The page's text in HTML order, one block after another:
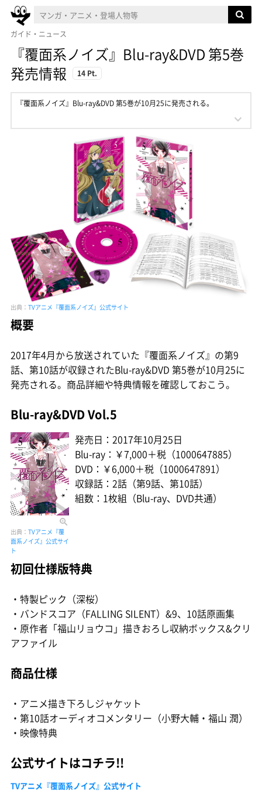
ガイド・ニュース
『覆面系ノイズ』Blu-ray&DVD 第5巻
発売情報
14 Pt.
『覆面系ノイズ』Blu-ray&DVD 第5巻が10月25に発売される。
出典： TVアニメ『覆面系ノイズ』公式サイト
概要
2017年4月から放送されていた『覆面系ノイズ』の第9
話、第10話が収録されたBlu-ray&DVD 第5巻が10月25に
発売される。商品詳細や特典情報を確認しておこう。
Blu-ray&DVD Vol.5
出典： TVアニメ『覆
面系ノイズ』公式サイ
ト
発売日：2017年10月25日
Blu-ray：￥7,000＋税（1000647885）
DVD：￥6,000＋税（1000647891）
収録話：2話（第9話、第10話）
組数：1枚組（Blu-ray、DVD共通）
初回仕様版特典
・特製ピック（深桜）
・バンドスコア（FALLING SILENT）&9、10話原画集
・原作者「福山リョウコ」描きおろし収納ボックス&クリ
アファイル
商品仕様
・アニメ描き下ろしジャケット
・第10話オーディオコメンタリー（小野大輔・福山 潤）
・映像特典
公式サイトはコチラ!!
TVアニメ『覆面系ノイズ』公式サイト